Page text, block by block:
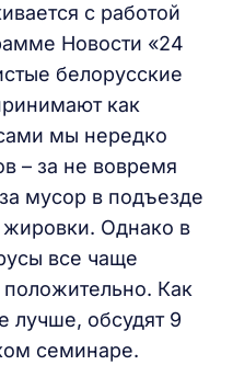
с работой
Новости «24
белорусские
как
мы нередко
– за не вовремя
мусор в подъезде
Однако в
все чаще
Как
лучше, обсудят 9
семинаре.